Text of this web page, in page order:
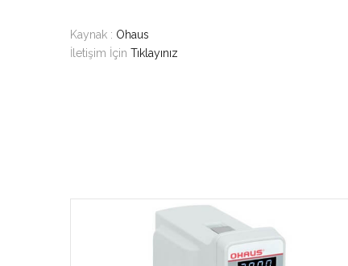
Kaynak : Ohaus
İletişim İçin Tıklayınız